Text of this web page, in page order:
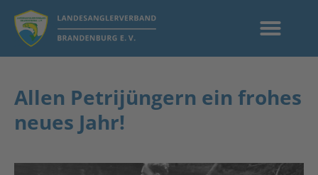
Allen Petrijüngern ein frohes
neues Jahr!